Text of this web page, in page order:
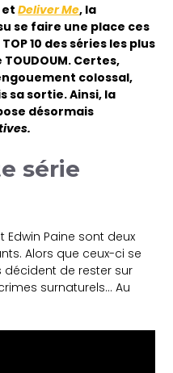
etDeliver Me, la
se faire une place ces
10 des séries les plus
Certes,
colossal,
sa sortie. Ainsi, la
désormais
série
Edwin Paine sont deux
Alors que ceux-ci se
décident de rester sur
surnaturels… Au